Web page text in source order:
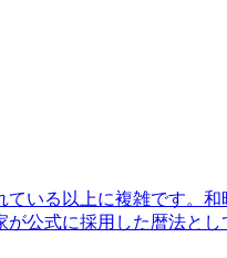
いる以上に複雑です。
公式に採用した暦法と